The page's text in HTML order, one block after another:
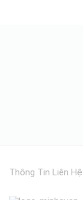
Thông Tin Liên Hệ